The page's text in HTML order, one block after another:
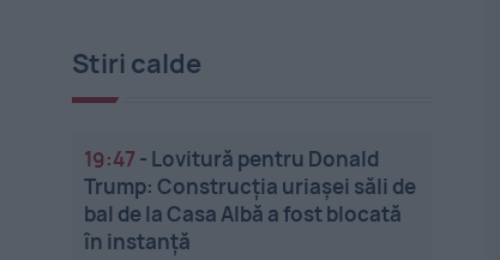
Stiri calde
19:47 - Lovitură pentru Donald
Trump: Construcția uriașei săli de
bal de la Casa Albă a fost blocată
în instanță